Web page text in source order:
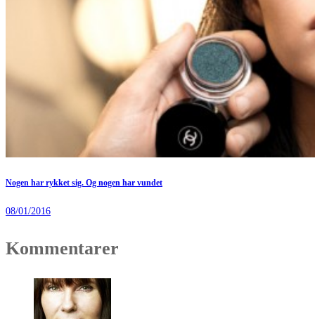
Nogen har rykket sig. Og nogen har vundet
08/01/2016
Kommentarer